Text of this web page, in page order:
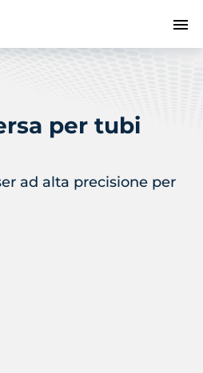
per tubi
ad alta precisione per